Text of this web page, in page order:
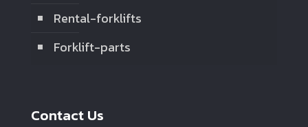
Rental-forklifts
Forklift-parts
Contact Us